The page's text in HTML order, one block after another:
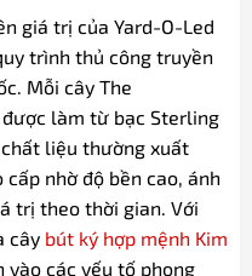
giá trị của Yard-O-Led
trình thủ công truyền
Mỗi cây The
làm từ bạc Sterling
liệu thường xuất
nhờ độ bền cao, ánh
trị theo thời gian. Với
cây bút ký hợp mệnh Kim
vào các yếu tố phong